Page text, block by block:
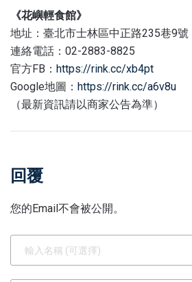
《花嶼輕食館》
地址：臺北市士林區中正路235巷9號
連絡電話：02-2883-8825
官方FB： https://rink.cc/xb4pt
Google地圖： https://rink.cc/a6v8u
（最新資訊請以商家公告為準）
回覆
您的Email不會被公開。